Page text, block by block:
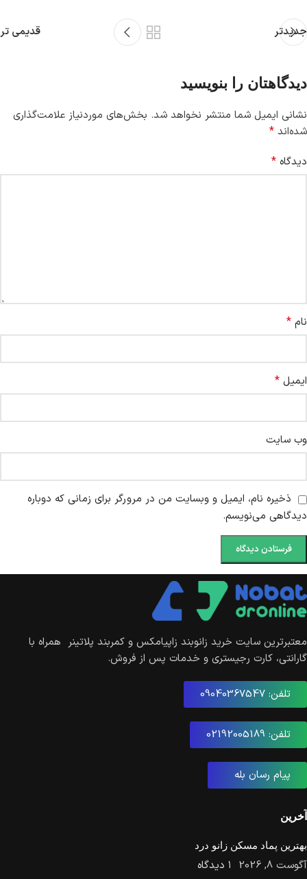
جدیدتر قدیمی تر
دیدگاهتان را بنویسید
نشانی ایمیل شما منتشر نخواهد شد. بخش‌های موردنیاز علامت‌گذاری
شده‌اند *
دیدگاه *
نام *
ایمیل *
وب‌ سایت
ذخیره نام، ایمیل و وبسایت من در مرورگر برای زمانی که دوباره
دیدگاهی می‌نویسم.
معتبرترین سایت خرید زانوبند زاپیامکس و کمربند پلاتینر همراه با
گارانتی، کارت رجیستری و خدمات پس از فروش.
تلفن: 09040367547
تلفن: 02192005189
پیام رسان بله
آخرین
بهترین پماد مسکن زانو درد
آگوست 8, 2026 ۱ دیدگاه